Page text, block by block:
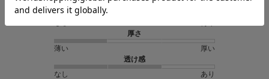
厚さ
薄い
厚い
透け感
なし
あり